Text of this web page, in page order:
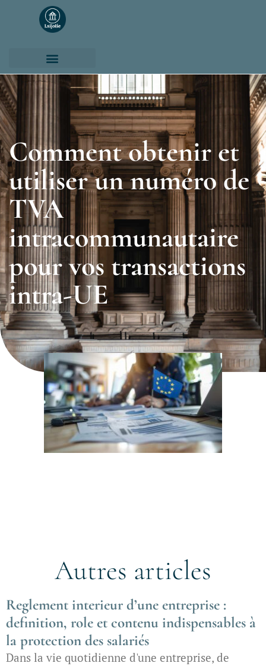
Comment obtenir et
utiliser un numéro de
TVA
intracommunautaire
pour vos transactions
intra-UE
Autres articles
Reglement interieur d’une entreprise :
definition, role et contenu indispensables à
la protection des salariés
Dans la vie quotidienne d'une entreprise, de